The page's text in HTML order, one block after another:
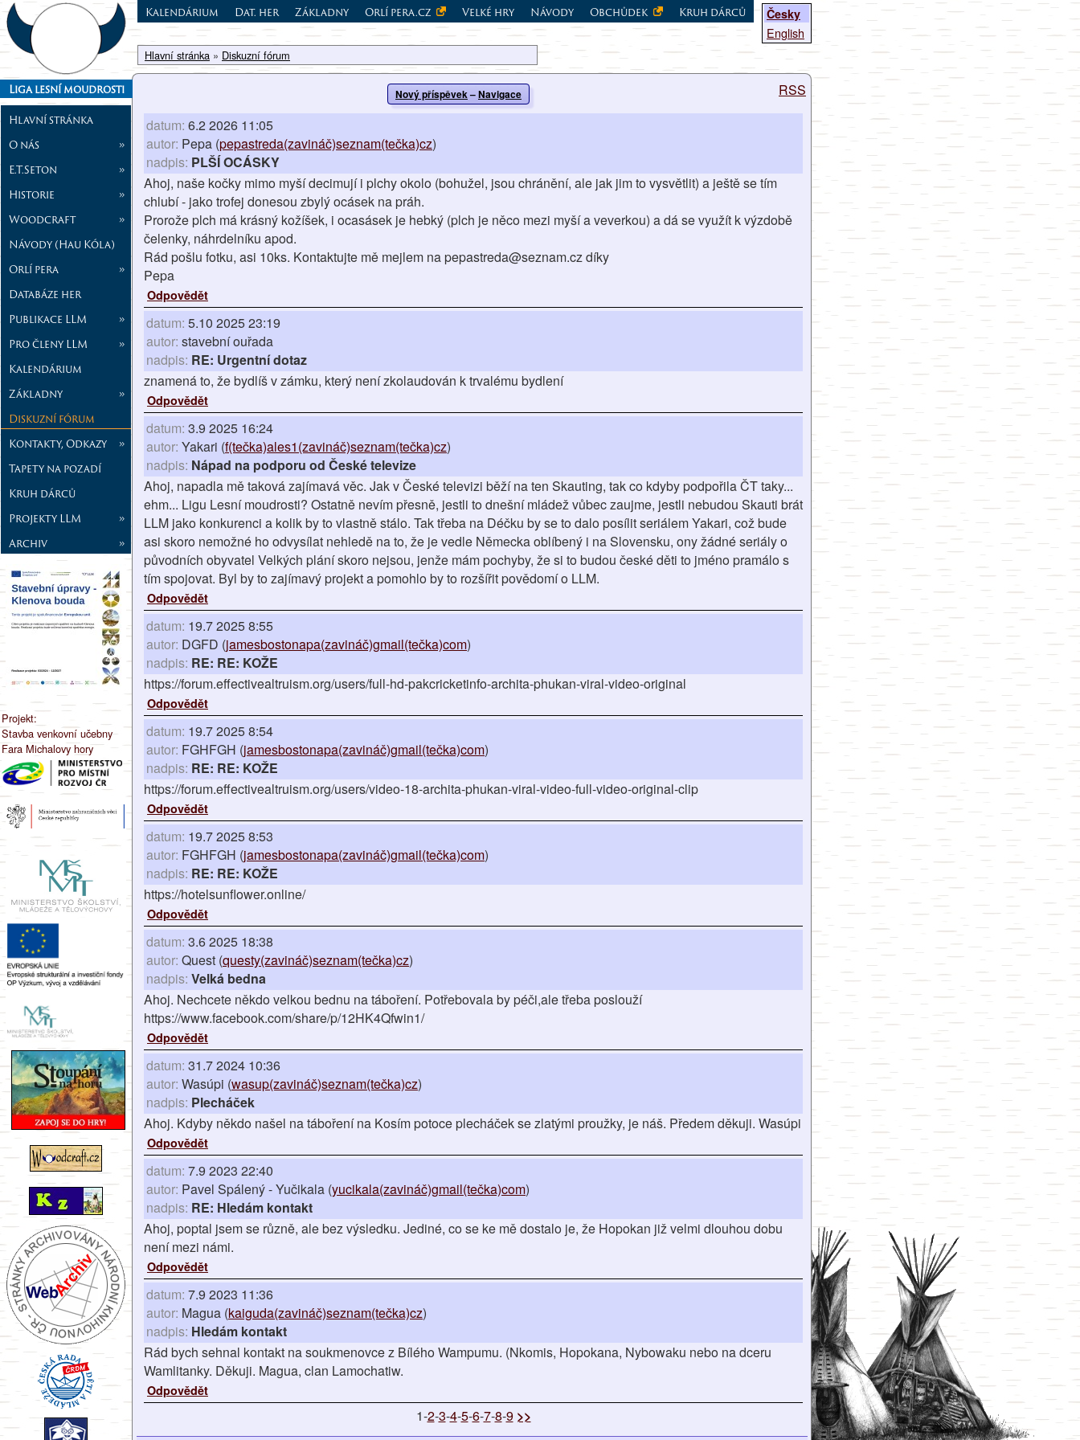
Liga lesní moudrosti
Hlavní stránka
O nás
»
E.T.Seton
»
Historie
»
Woodcraft
»
Návody (Hau Kóla)
Orlí pera
»
Databáze her
Publikace LLM
»
Pro členy LLM
»
Kalendárium
Základny
»
Diskuzní fórum
Kontakty, Odkazy
»
Tapety na pozadí
Kruh dárců
Projekty LLM
»
Archiv
»
Projekt:
Stavba venkovní učebny
Fara Michalovy hory
Česky
English
Kalendárium Dat. her Základny Orlí pera.cz Velké hry Návody Obchůdek Kruh dárců
Hlavní stránka » Diskuzní fórum
RSS
Nový příspěvek–Navigace
datum: 6.2 2026 11:05
autor: Pepa (pepastreda(zavináč)seznam(tečka)cz)
nadpis: PLŠÍ OCÁSKY
Ahoj, naše kočky mimo myší decimují i plchy okolo (bohužel, jsou chránění, ale jak jim to vysvětlit) a ještě se tím
chlubí - jako trofej donesou zbylý ocásek na práh.
Prorože plch má krásný kožíšek, i ocasásek je hebký (plch je něco mezi myší a veverkou) a dá se využít k výzdobě
čelenky, náhrdelníku apod.
Rád pošlu fotku, asi 10ks. Kontaktujte mě mejlem na pepastreda@seznam.cz díky
Pepa
Odpovědět
datum: 5.10 2025 23:19
autor: stavební ouřada
nadpis: RE: Urgentní dotaz
znamená to, že bydlíš v zámku, který není zkolaudován k trvalému bydlení
Odpovědět
datum: 3.9 2025 16:24
autor: Yakari (f(tečka)ales1(zavináč)seznam(tečka)cz)
nadpis: Nápad na podporu od České televize
Ahoj, napadla mě taková zajímavá věc. Jak v České televizi běží na ten Skauting, tak co kdyby podpořila ČT taky...
ehm... Ligu Lesní moudrosti? Ostatně nevím přesně, jestli to dnešní mládež vůbec zaujme, jestli nebudou Skauti brát
LLM jako konkurenci a kolik by to vlastně stálo. Tak třeba na Déčku by se to dalo posílit seriálem Yakari, což bude
asi skoro nemožné ho odvysílat nehledě na to, že je vedle Německa oblíbený i na Slovensku, ony žádné seriály o
původních obyvatel Velkých plání skoro nejsou, jenže mám pochyby, že si to budou české děti to jméno pramálo s
tím spojovat. Byl by to zajímavý projekt a pomohlo by to rozšířit povědomí o LLM.
Odpovědět
datum: 19.7 2025 8:55
autor: DGFD (jamesbostonapa(zavináč)gmail(tečka)com)
nadpis: RE: RE: KOŽE
https://forum.effectivealtruism.org/users/full-hd-pakcricketinfo-archita-phukan-viral-video-original
Odpovědět
datum: 19.7 2025 8:54
autor: FGHFGH (jamesbostonapa(zavináč)gmail(tečka)com)
nadpis: RE: RE: KOŽE
https://forum.effectivealtruism.org/users/video-18-archita-phukan-viral-video-full-video-original-clip
Odpovědět
datum: 19.7 2025 8:53
autor: FGHFGH (jamesbostonapa(zavináč)gmail(tečka)com)
nadpis: RE: RE: KOŽE
https://hotelsunflower.online/
Odpovědět
datum: 3.6 2025 18:38
autor: Quest (questy(zavináč)seznam(tečka)cz)
nadpis: Velká bedna
Ahoj. Nechcete někdo velkou bednu na táboření. Potřebovala by péči,ale třeba poslouží
https://www.facebook.com/share/p/12HK4Qfwin1/
Odpovědět
datum: 31.7 2024 10:36
autor: Wasúpi (wasup(zavináč)seznam(tečka)cz)
nadpis: Plecháček
Ahoj. Kdyby někdo našel na táboření na Kosím potoce plecháček se zlatými proužky, je náš. Předem děkuji. Wasúpi
Odpovědět
datum: 7.9 2023 22:40
autor: Pavel Spálený - Yučikala (yucikala(zavináč)gmail(tečka)com)
nadpis: RE: Hledám kontakt
Ahoj, poptal jsem se různě, ale bez výsledku. Jediné, co se ke mě dostalo je, že Hopokan již velmi dlouhou dobu
není mezi námi.
Odpovědět
datum: 7.9 2023 11:36
autor: Magua (kaiguda(zavináč)seznam(tečka)cz)
nadpis: Hledám kontakt
Rád bych sehnal kontakt na soukmenovce z Bílého Wampumu. (Nkomis, Hopokana, Nybowaku nebo na dceru
Wamlitanky. Děkuji. Magua, clan Lamochatiw.
Odpovědět
1-2-3-4-5-6-7-8-9 >>